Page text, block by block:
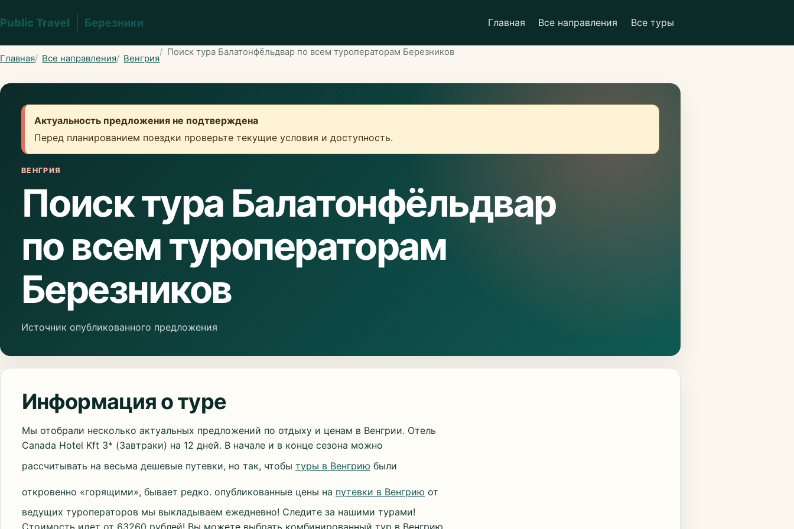
Public Travel Березники Главная Все направления Все туры
Главная Все направления Венгрия
Поиск тура Балатонфёльдвар по всем туроператорам Березников
Актуальность предложения не подтверждена
Перед планированием поездки проверьте текущие условия и доступность.
ВЕНГРИЯ
Поиск тура Балатонфёльдвар
по всем туроператорам
Березников
Источник опубликованного предложения
Информация о туре
Мы отобрали несколько актуальных предложений по отдыху и ценам в Венгрии. Отель
Canada Hotel Kft 3* (Завтраки) на 12 дней. В начале и в конце сезона можно
рассчитывать на весьма дешевые путевки, но так, чтобы туры в Венгрию были
откровенно «горящими», бывает редко. опубликованные цены на путевки в Венгрию от
ведущих туроператоров мы выкладываем ежедневно! Следите за нашими турами!